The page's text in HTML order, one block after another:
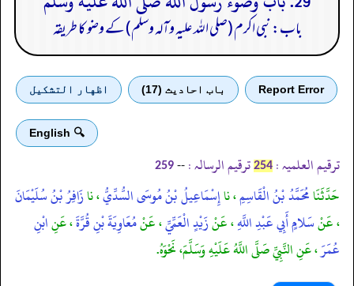
باب: نبی اکرم (صلی اللہ علیہ وآلہ وسلم) کے وضو کا طریقہ
Report Error باب احادیث (17) اظهار التشكيل
🔍 English
ترقیم العلمیہ : 254 ترقیم الرسالہ : --
259
حَدَّثَنَامُحَمَّدُ بْنُ الْقَاسِمِ، ناإِسْمَاعِيلُ بْنُ مُوسَى السُّدِّيُّ، نازَافِرُ بْنُ سُلَيْمَانَ
، عَنْسَلامٍ أَبِي عَبْدِ اللَّهِ، عَنْزَيْدٍ الْعَمِّيِّ، عَنْمُعَاوِيَةَ بْنِ قُرَّةَ، عَنِابْنِ
عُمَرَ، عَنِ النَّبِيِّ صَلَّى اللَّهُ عَلَيْهِ وَسَلَّمَ، نَحْوَهُ.